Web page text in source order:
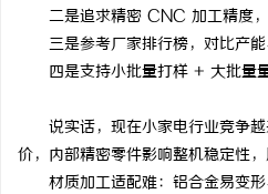
二是追求精密 CNC 加工精度
三是参考厂家排行榜，对比产
四是支持小批量打样 + 大批量
说实话，现在小家电行业竞争
价，内部精密零件影响整机稳定性
材质加工适配难：铝合金易变